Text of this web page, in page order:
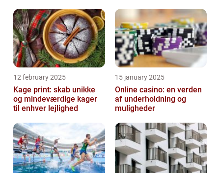
12 february 2025
Kage print: skab unikke
og mindeværdige kager
til enhver lejlighed
15 january 2025
Online casino: en verden
af underholdning og
muligheder